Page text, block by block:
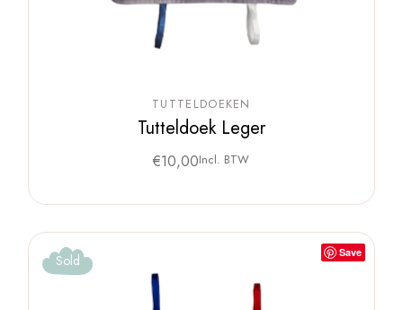
TUTTELDOEKEN
Tutteldoek Leger
€10,00Incl. BTW
Save
Sold